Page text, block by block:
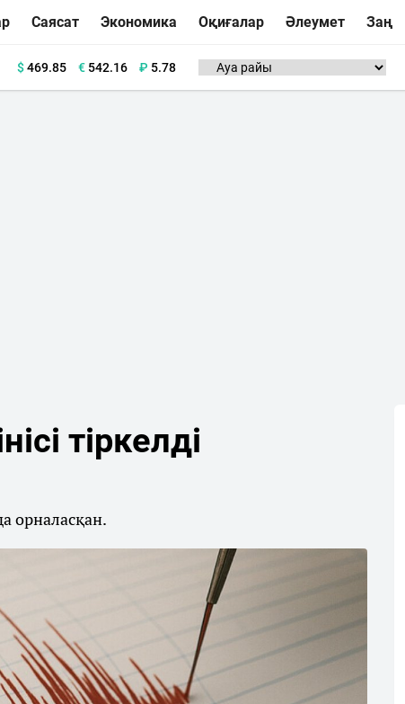
Саясат Экономика Оқиғалар Әлеумет Заң
$469.85 €542.16 ₽ 5.78
тіркелді
орналасқан.